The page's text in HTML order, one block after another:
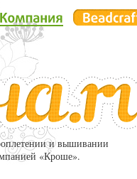
и вышивании
«Кроше».